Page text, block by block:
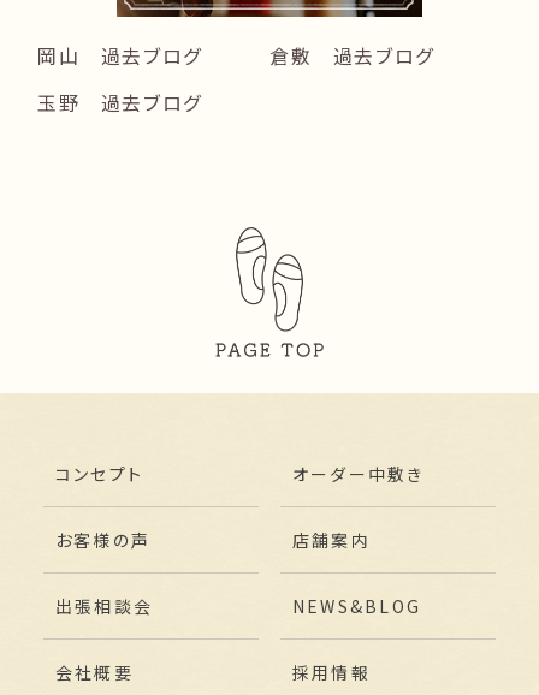
岡山 過去ブログ
倉敷 過去ブログ
玉野 過去ブログ
コンセプト オーダー中敷き
お客様の声 店舗案内
出張相談会 NEWS&BLOG
会社概要 採用情報